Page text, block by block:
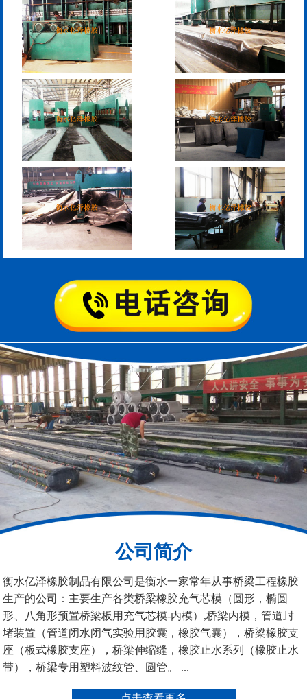
模数式160、240、320伸
缩缝
SF梳型伸缩缝
L型桥梁伸缩缝 Z型桥梁伸缩缝
板式橡胶伸缩缝 C型桥梁伸缩缝
200*25米圆形桥梁气囊 390*14米的圆形充气芯
模
空心板内模 桥梁空心板气囊
桥梁空心板气囊 八角桥梁板内模
公司简介
衡水亿泽橡胶制品有限公司是衡水一家常年从事桥梁工程橡胶
生产的公司：主要生产各类桥梁橡胶充气芯模（圆形，椭圆
形、八角形预置桥梁板用充气芯模-内模）,桥梁内模，管道封
堵装置（管道闭水闭气实验用胶囊，橡胶气囊），桥梁橡胶支
座（板式橡胶支座），桥梁伸缩缝，橡胶止水系列（橡胶止水
带），桥梁专用塑料波纹管、圆管。 ...